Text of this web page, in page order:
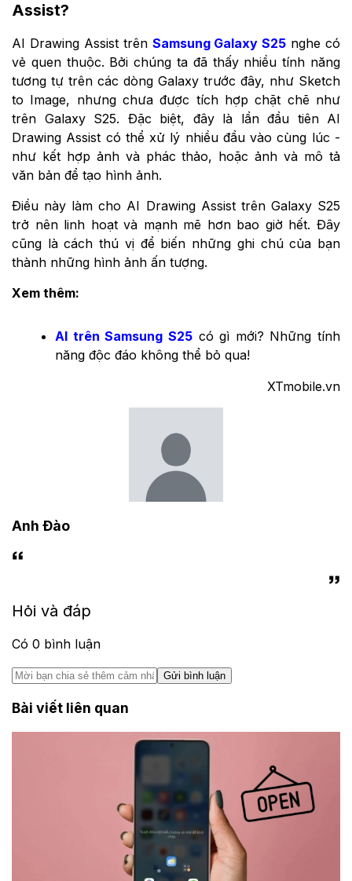
Assist?
AI Drawing Assist trên Samsung Galaxy S25 nghe có
vẻ quen thuộc. Bởi chúng ta đã thấy nhiều tính năng
tương tự trên các dòng Galaxy trước đây, như Sketch
to Image, nhưng chưa được tích hợp chặt chẽ như
trên Galaxy S25. Đặc biệt, đây là lần đầu tiên AI
Drawing Assist có thể xử lý nhiều đầu vào cùng lúc -
như kết hợp ảnh và phác thảo, hoặc ảnh và mô tả
văn bản để tạo hình ảnh.
Điều này làm cho AI Drawing Assist trên Galaxy S25
trở nên linh hoạt và mạnh mẽ hơn bao giờ hết. Đây
cũng là cách thú vị để biến những ghi chú của bạn
thành những hình ảnh ấn tượng.
Xem thêm:
AI trên Samsung S25có gì mới? Những tính
năng độc đáo không thể bỏ qua!
XTmobile.vn
Anh Đào
Hỏi và đáp
Có 0 bình luận
Gửi bình luận
Bài viết liên quan